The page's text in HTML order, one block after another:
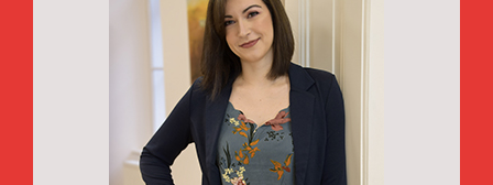
Vanessa Hinterleitner, MSc
Project Team